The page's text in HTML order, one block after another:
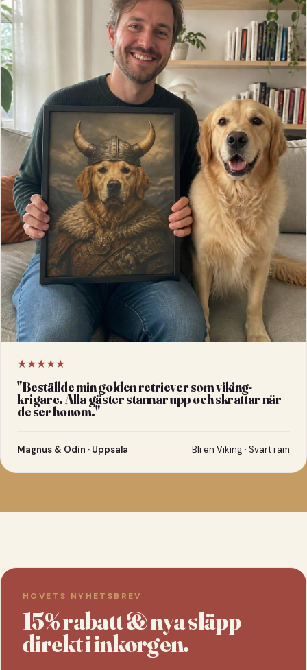
★★★★★
"Beställde min golden retriever som viking-
krigare. Alla gäster stannar upp och skrattar när
de ser honom."
Magnus & Odin · Uppsala Bli en Viking · Svart ram
HOVETS NYHETSBREV
15% rabatt & nya släpp
direkt i inkorgen.